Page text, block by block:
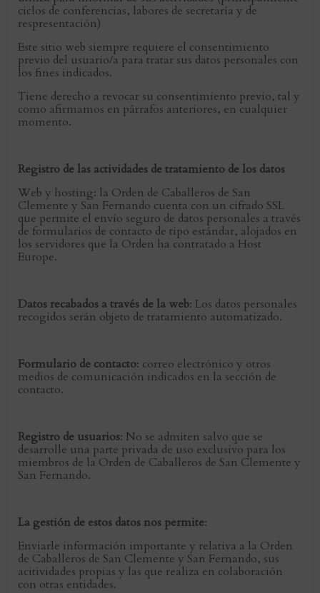
ciclos de conferencias, labores de secretaría y de
respresentación)
Este sitio web siempre requiere el consentimiento
previo del usuario/a para tratar sus datos personales con
los fines indicados.
Tiene derecho a revocar su consentimiento previo, tal y
como afirmamos en párrafos anteriores, en cualquier
momento.
Registro de las actividades de tratamiento de los datos
Web y hosting: la Orden de Caballeros de San
Clemente y San Fernando cuenta con un cifrado SSL
que permite el envío seguro de datos personales a través
de formularios de contacto de tipo estándar, alojados en
los servidores que la Orden ha contratado a Host
Europe.
Datos recabados a través de la web: Los datos personales
recogidos serán objeto de tratamiento automatizado.
Formulario de contacto: correo electrónico y otros
medios de comunicación indicados en la sección de
contacto.
Registro de usuarios: No se admiten salvo que se
desarrolle una parte privada de uso exclusivo para los
miembros de la Orden de Caballeros de San Clemente y
San Fernando.
La gestión de estos datos nos permite:
Enviarle información importante y relativa a la Orden
de Caballeros de San Clemente y San Fernando, sus
acitividades propias y las que realiza en colaboración
con otras entidades.